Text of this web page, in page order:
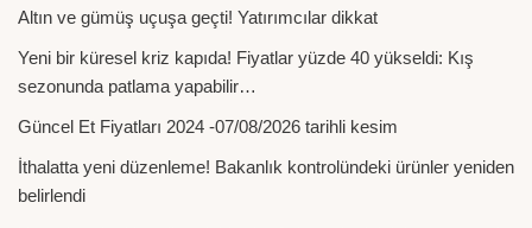
Altın ve gümüş uçuşa geçti! Yatırımcılar dikkat
Yeni bir küresel kriz kapıda! Fiyatlar yüzde 40 yükseldi: Kış
sezonunda patlama yapabilir…
Güncel Et Fiyatları 2024 -07/08/2026 tarihli kesim
İthalatta yeni düzenleme! Bakanlık kontrolündeki ürünler yeniden
belirlendi